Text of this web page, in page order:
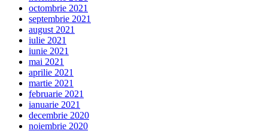
octombrie 2021
septembrie 2021
august 2021
iulie 2021
iunie 2021
mai 2021
aprilie 2021
martie 2021
februarie 2021
ianuarie 2021
decembrie 2020
noiembrie 2020